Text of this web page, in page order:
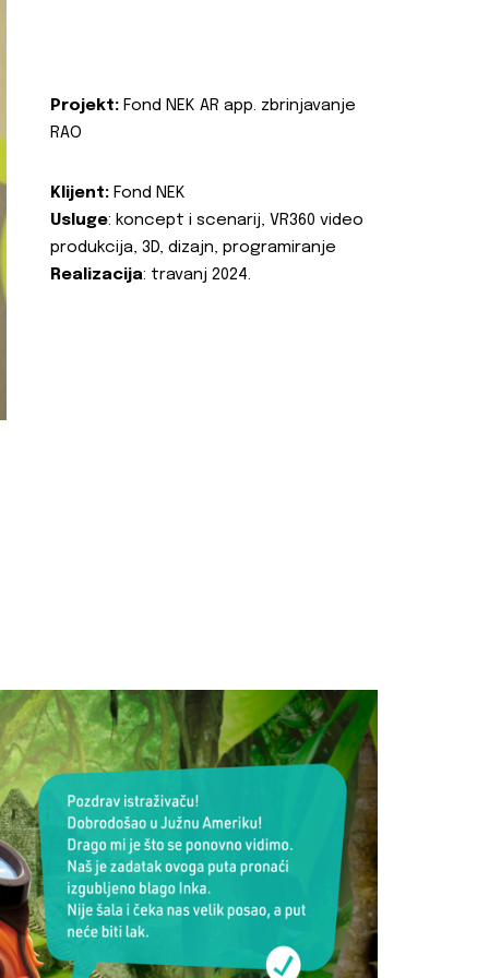
Projekt: Fond NEK AR app. zbrinjavanje
RAO
Klijent: Fond NEK
Usluge: koncept i scenarij, VR360 video
produkcija, 3D, dizajn, programiranje
Realizacija: travanj 2024.